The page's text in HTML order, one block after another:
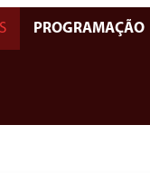
PROGRAMAÇÃO